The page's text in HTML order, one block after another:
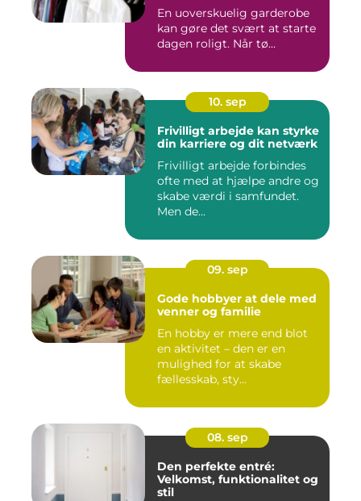
En uoverskuelig garderobe
kan gøre det svært at starte
dagen roligt. Når tø...
10. sep
Frivilligt arbejde kan styrke
din karriere og dit netværk
Frivilligt arbejde forbindes
ofte med at hjælpe andre og
skabe værdi i samfundet.
Men de...
09. sep
Gode hobbyer at dele med
venner og familie
En hobby er mere end blot
en aktivitet – den er en
mulighed for at skabe
fællesskab, sty...
08. sep
Den perfekte entré:
Velkomst, funktionalitet og
stil